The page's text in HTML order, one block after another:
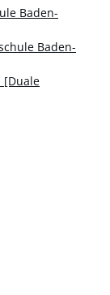
Baden-
Baden-
[Duale